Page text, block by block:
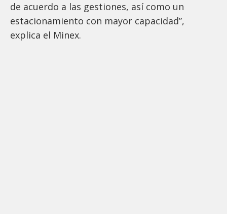
de acuerdo a las gestiones, así como un
estacionamiento con mayor capacidad”,
explica el Minex.